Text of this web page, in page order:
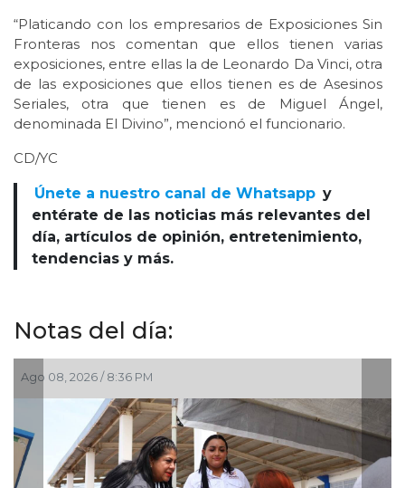
“Platicando con los empresarios de Exposiciones Sin
Fronteras nos comentan que ellos tienen varias
exposiciones, entre ellas la de Leonardo Da Vinci, otra
de las exposiciones que ellos tienen es de Asesinos
Seriales, otra que tienen es de Miguel Ángel,
denominada El Divino”, mencionó el funcionario.
CD/YC
Únete a nuestro canal de Whatsapp y
entérate de las noticias más relevantes del
día, artículos de opinión, entretenimiento,
tendencias y más.
Notas del día:
Ago 08, 2026 / 8:36 PM